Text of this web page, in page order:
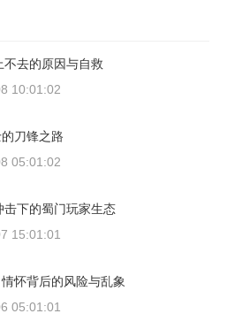
不去的原因与自救
10:01:02
刀锋之路
05:01:02
击下的蜀门玩家生态
15:01:01
怀背后的风险与乱象
05:01:01